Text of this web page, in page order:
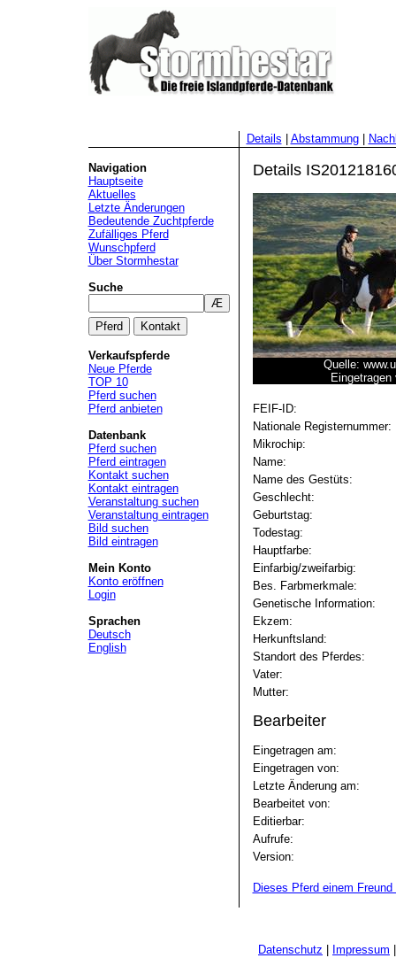
Details Abstammung|
Navigation
Hauptseite
Aktuelles
Letzte Änderungen
Bedeutende Zuchtpferde
Zufälliges Pferd
Wunschpferd
Über Stormhestar
Suche
Verkaufspferde
Neue Pferde
TOP 10
Pferd suchen
Pferd anbieten
Datenbank
Pferd suchen
Pferd eintragen
Kontakt suchen
Kontakt eintragen
Veranstaltung suchen
Veranstaltung eintragen
Bild suchen
Bild eintragen
Mein Konto
Konto eröffnen
Login
Sprachen
Deutsch
English
Details
Quelle:
FEIF-ID:
Nationale Registernummer:
Mikrochip:
Name:
Name des Gestüts:
Geschlecht:
Geburtstag:
Todestag:
Hauptfarbe:
Einfarbig/zweifarbig:
Bes. Farbmerkmale:
Genetische Information:
Ekzem:
Herkunftsland:
Standort des Pferdes:
Vater:
Mutter:
Bearbeiter
Eingetragen am:
Eingetragen von:
Letzte Änderung am:
Bearbeitet von:
Editierbar:
Aufrufe:
Version:
Dieses Pferd einem
Datenschutz Impressum